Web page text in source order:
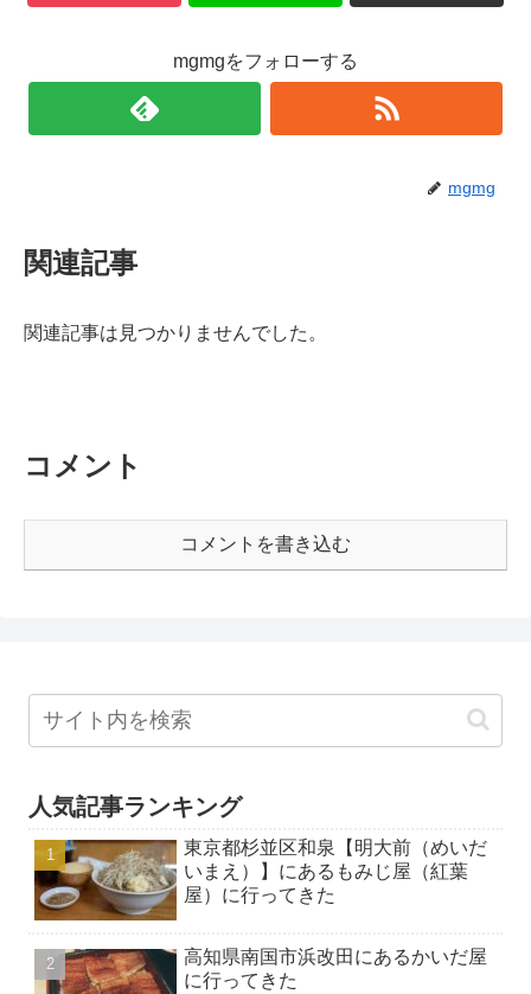
mgmgをフォローする
mgmg
関連記事
関連記事は見つかりませんでした。
コメント
コメントを書き込む
人気記事ランキング
東京都杉並区和泉【明大前（めいだ
いまえ）】にあるもみじ屋（紅葉
屋）に行ってきた
高知県南国市浜改田にあるかいだ屋
に行ってきた